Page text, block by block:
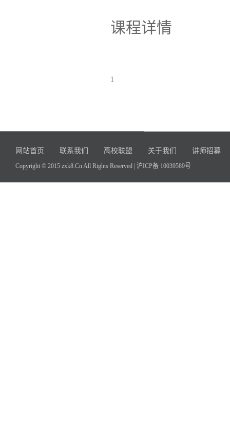
课程详情
1
网站首页 联系我们 高校联盟 关于我们 讲师招募
Copyright © 2015 zxk8.Cn All Rights Reserved | 沪ICP备 10039589号